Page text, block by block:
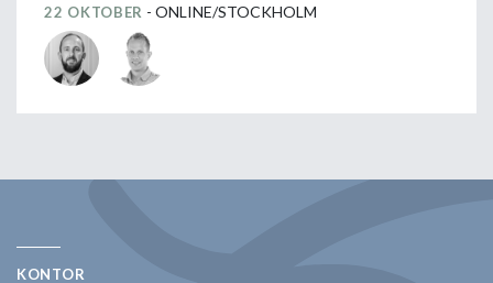
22 OKTOBER - ONLINE/STOCKHOLM
KONTOR